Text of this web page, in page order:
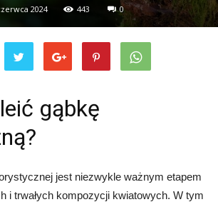
2024 443 0
gąbkę
jest niezwykle ważnym etapem
i trwałych kompozycji kwiatowych. W tym